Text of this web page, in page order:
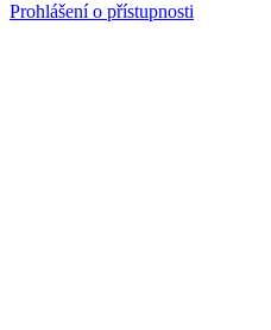
Prohlášení o přístupnosti